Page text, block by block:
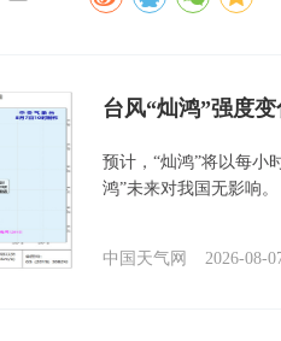
台风“灿鸿”强度
预计，“灿鸿”将以每小
鸿”未来对我国无影响。
中国天气网 2026-08-